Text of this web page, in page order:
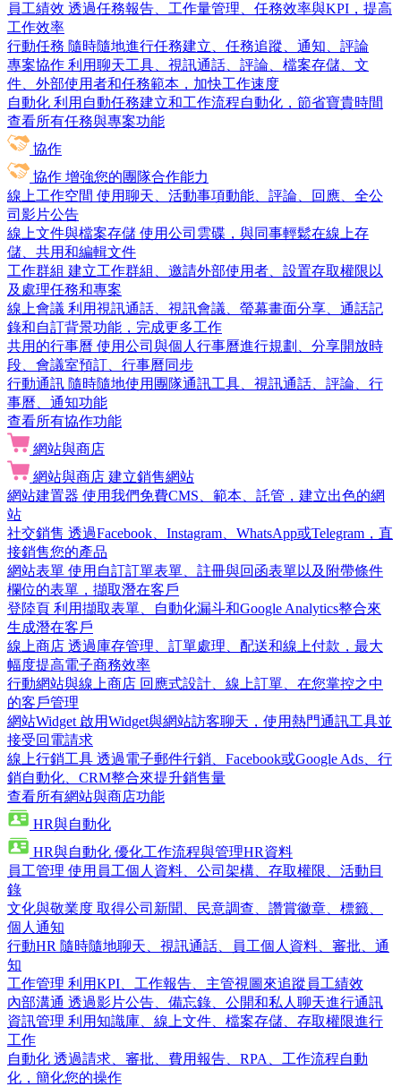
員工績效 透過任務報告、工作量管理、任務效率與KPI，提高
工作效率
行動任務 隨時隨地進行任務建立、任務追蹤、通知、評論
專案協作 利用聊天工具、視訊通話、評論、檔案存儲、文
件、外部使用者和任務範本，加快工作速度
自動化 利用自動任務建立和工作流程自動化，節省寶貴時間
查看所有任務與專案功能
協作
協作 增強您的團隊合作能力
線上工作空間 使用聊天、活動事項動能、評論、回應、全公
司影片公告
線上文件與檔案存儲 使用公司雲碟，與同事輕鬆在線上存
儲、共用和編輯文件
工作群組 建立工作群組、邀請外部使用者、設置存取權限以
及處理任務和專案
線上會議 利用視訊通話、視訊會議、螢幕畫面分享、通話記
錄和自訂背景功能，完成更多工作
共用的行事曆 使用公司與個人行事曆進行規劃、分享開放時
段、會議室預訂、行事曆同步
行動通訊 隨時隨地使用團隊通訊工具、視訊通話、評論、行
事曆、通知功能
查看所有協作功能
網站與商店
網站與商店 建立銷售網站
網站建置器 使用我們免費CMS、範本、託管，建立出色的網
站
社交銷售 透過Facebook、Instagram、WhatsApp或Telegram，直
接銷售您的產品
網站表單 使用自訂訂單表單、註冊與回函表單以及附帶條件
欄位的表單，擷取潛在客戶
登陸頁 利用擷取表單、自動化漏斗和Google Analytics整合來
生成潛在客戶
線上商店 透過庫存管理、訂單處理、配送和線上付款，最大
幅度提高電子商務效率
行動網站與線上商店 回應式設計、線上訂單、在您掌控之中
的客戶管理
網站Widget 啟用Widget與網站訪客聊天，使用熱門通訊工具並
接受回電請求
線上行銷工具 透過電子郵件行銷、Facebook或Google Ads、行
銷自動化、CRM整合來提升銷售量
查看所有網站與商店功能
HR與自動化
HR與自動化 優化工作流程與管理HR資料
員工管理 使用員工個人資料、公司架構、存取權限、活動目
錄
文化與敬業度 取得公司新聞、民意調查、讚賞徽章、標籤、
個人通知
行動HR 隨時隨地聊天、視訊通話、員工個人資料、審批、通
知
工作管理 利用KPI、工作報告、主管視圖來追蹤員工績效
內部溝通 透過影片公告、備忘錄、公開和私人聊天進行通訊
資訊管理 利用知識庫、線上文件、檔案存儲、存取權限進行
工作
自動化 透過請求、審批、費用報告、RPA、工作流程自動
化，簡化您的操作